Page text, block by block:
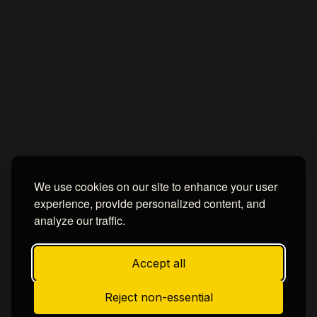
We use cookies on our site to enhance your user
experience, provide personalized content, and
analyze our traffic.
Accept all
Reject non-essential